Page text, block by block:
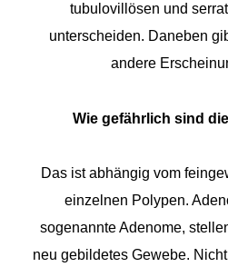
tubulovillösen und
unterscheiden. Daneben
andere
Wie gefährlich sind
Das ist abhängig vom
einzelnen Polypen.
sogenannte Adenome,
neu gebildetes Gewebe.